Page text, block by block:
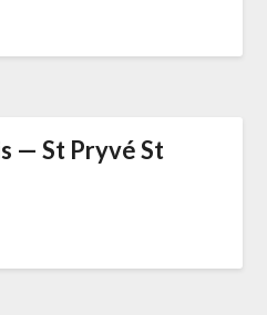
— St Pryvé St